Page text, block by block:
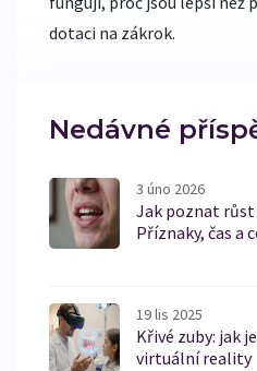
dotaci na zákrok.
Nedávné
3 úno 2026
Jak poznat
Příznaky, čas a
19 lis 2025
Křivé zuby: jak
virtuální reality